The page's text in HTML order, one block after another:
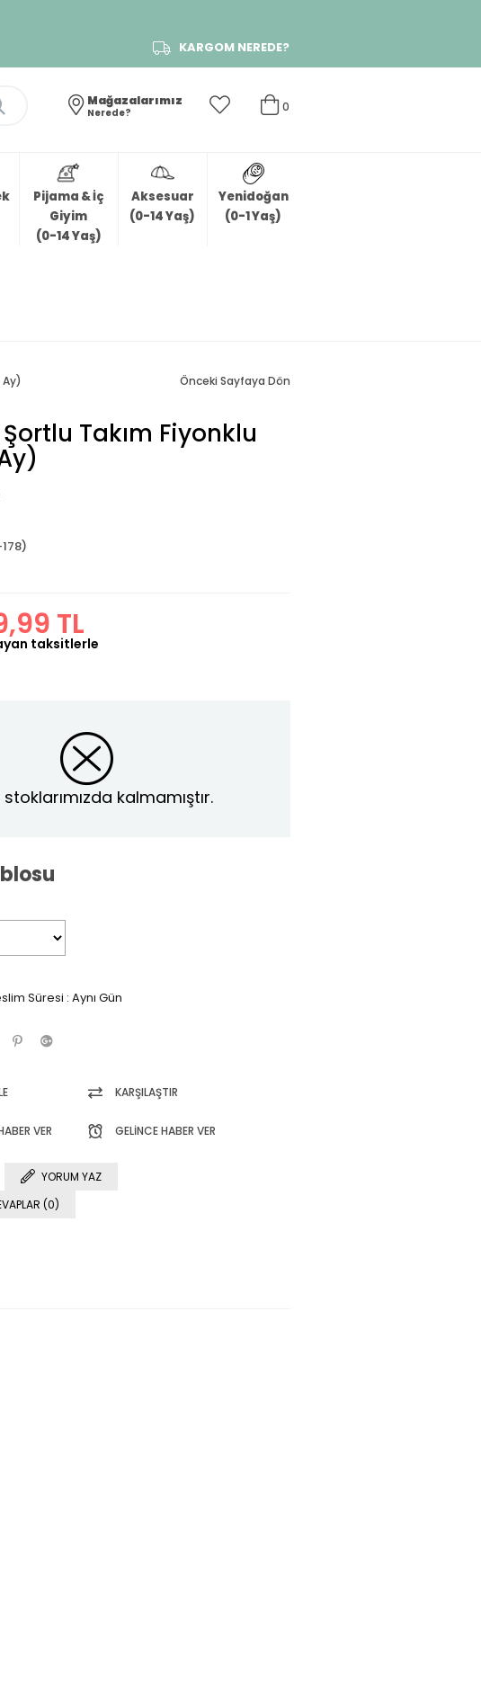
KARGOM NEREDE?
0
Mağazalarımız
Nerede?
Pijama & İç
Giyim
(0-14 Yaş)
Aksesuar
(0-14 Yaş)
Yenidoğan
(0-1 Yaş)
Ay) Önceki Sayfaya Dön
Şortlu Takım Fiyonklu
TL
taksitlerle
kalmamıştır.
Süresi : Aynı Gün
KARŞILAŞTIR
VER GELINCE HABER VER
YORUM YAZ
(0)